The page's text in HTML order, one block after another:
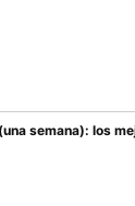
donde
tu semana): los